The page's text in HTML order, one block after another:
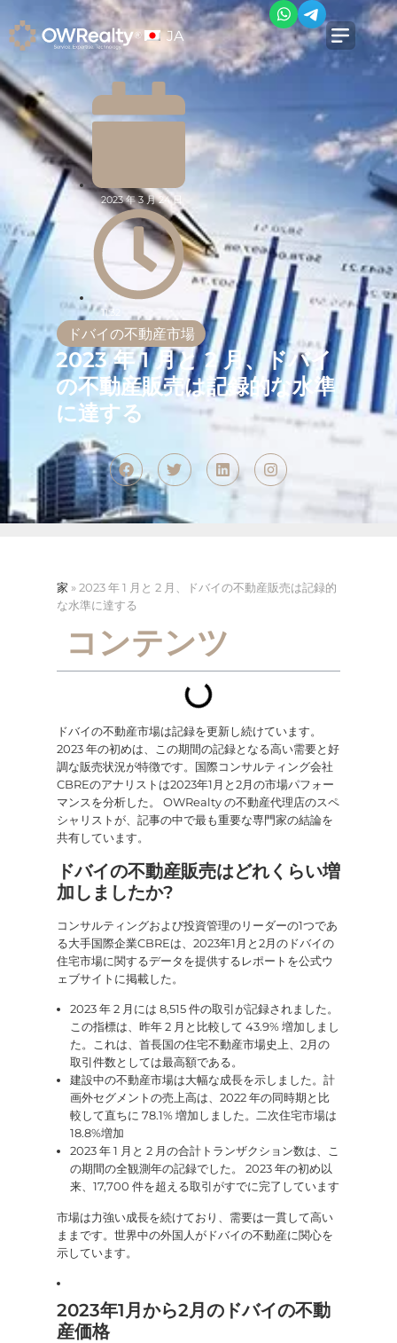
JA
2023 年 3 月 24 日
11:32
ドバイの不動産市場
2023 年 1 月と 2 月、ドバイ
の不動産販売は記録的な水準
に達する
家 » 2023 年 1 月と 2 月、ドバイの不動産販売は記録的
な水準に達する
コンテンツ
ドバイの不動産市場は記録を更新し続けています。
2023 年の初めは、この期間の記録となる高い需要と好
調な販売状況が特徴です。国際コンサルティング会社
CBREのアナリストは2023年1月と2月の市場パフォー
マンスを分析した。 OWRealty の不動産代理店のスペ
シャリストが、記事の中で最も重要な専門家の結論を
共有しています。
ドバイの不動産販売はどれくらい増
加しましたか?
コンサルティングおよび投資管理のリーダーの1つであ
る大手国際企業CBREは、2023年1月と2月のドバイの
住宅市場に関するデータを提供するレポートを公式ウ
ェブサイトに掲載した。
2023 年 2 月には 8,515 件の取引が記録されました。
この指標は、昨年 2 月と比較して 43.9% 増加しまし
た。これは、首長国の住宅不動産市場史上、2月の
取引件数としては最高額である。
建設中の不動産市場は大幅な成長を示しました。計
画外セグメントの売上高は、2022 年の同時期と比
較して直ちに 78.1% 増加しました。二次住宅市場は
18.8%増加
2023 年 1 月と 2 月の合計トランザクション数は、こ
の期間の全観測年の記録でした。 2023 年の初め以
来、17,700 件を超える取引がすでに完了しています
市場は力強い成長を続けており、需要は一貫して高い
ままです。世界中の外国人がドバイの不動産に関心を
示しています。
2023年1月から2月のドバイの不動
産価格